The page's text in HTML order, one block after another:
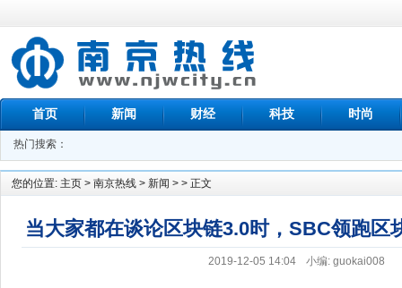
首页 新闻 财经 科技 时尚
热门搜索：
您的位置: 主页 > 南京热线 > 新闻 > > 正文
当大家都在谈论区块链3.0时，SBC领跑区
2019-12-05 14:04 小编: guokai008